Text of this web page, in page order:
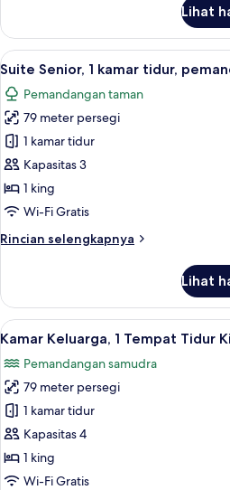
(Balcony)
Kamar
Deluks,
2
Tidur
Twin,
balkon,
pemandangan
samudra
(Balcony)
Lihat
Lihat
semua
foto
untuk
Suite
Senior,
1
kamar
pemandangan
6
Suite Senior, 1 kamar tidur,
Pemandangan taman
79 meter persegi
1 kamar tidur
Kapasitas 3
1 king
Wi-Fi Gratis
Rincian selengkapnya
Rincian
Suite
Senior,
1
tidur,
pemandangan
kebun
Lihat
Lihat
semua
foto
untuk
Kamar
Keluarga,
1
Tempat
6
Kamar Keluarga, 1 Tempat Tidur
Pemandangan samudra
79 meter persegi
1 kamar tidur
Kapasitas 4
1 king
Wi-Fi Gratis